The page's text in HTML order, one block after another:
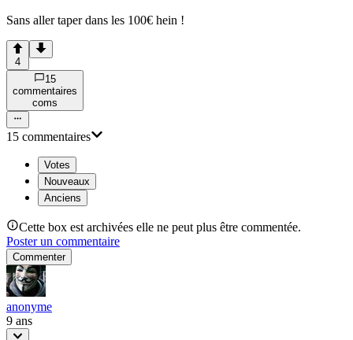
Sans aller taper dans les 100€ hein !
4
15
commentaires
coms
15 commentaires
Votes
Nouveaux
Anciens
Cette box est archivées elle ne peut plus être commentée.
Poster un commentaire
Commenter
anonyme
9 ans